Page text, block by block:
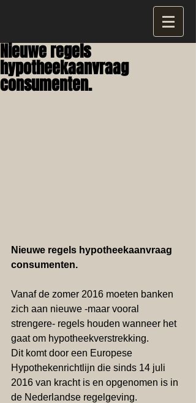
Nieuwe regels
hypotheekaanvraag
consumenten.
Nieuwe regels hypotheekaanvraag
consumenten.
Vanaf de zomer 2016 moeten banken
zich aan nieuwe -maar vooral
strengere- regels houden wanneer het
gaat om hypotheekverstrekking.
Dit komt door een Europese
Hypothekenrichtlijn die sinds 14 juli
2016 van kracht is en opgenomen is in
de Nederlandse regelgeving.